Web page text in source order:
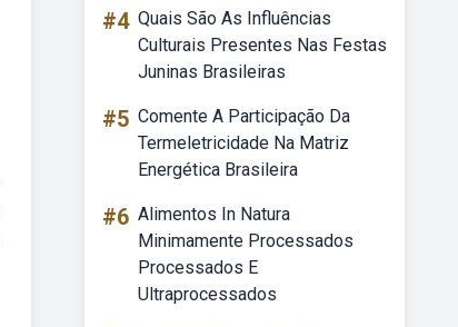
#4 Quais São As Influências
Culturais Presentes Nas Festas
Juninas Brasileiras
#5 Comente A Participação Da
Termeletricidade Na Matriz
Energética Brasileira
#6 Alimentos In Natura
Minimamente Processados
Processados E
Ultraprocessados